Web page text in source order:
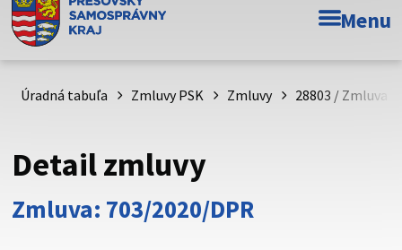
Doména psk.sk je oficiálna
Toto je oficiálna webová stránka Prešovského
psk.sk.
Buďte pozorní a vždy sa uistite, že zdieľate informácie iba
cez zabezpečenú webovú stránku. Zabezpečená stránka
vždy začína https:// pred názvom domény webového sídla.
Menu
Úradná tabuľa Zmluvy PSK Zmluvy 28803 / Zmluva
Detail zmluvy
Zmluva: 703/2020/DPR